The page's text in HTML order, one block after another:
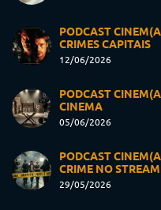
PODCAST
CRIMES CAPITAIS
12/06/2026
PODCAST
CINEMA
05/06/2026
PODCAST
CRIME NO
29/05/2026